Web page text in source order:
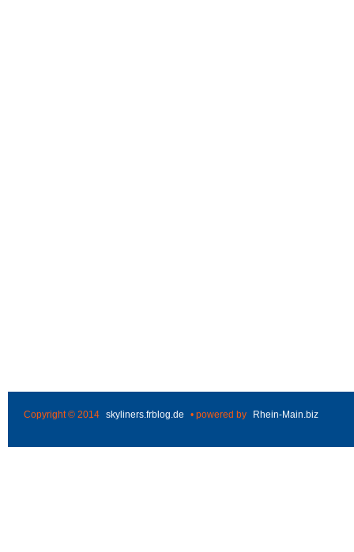
Copyright © 2014 skyliners.frblog.de • powered by Rhein-Main.biz